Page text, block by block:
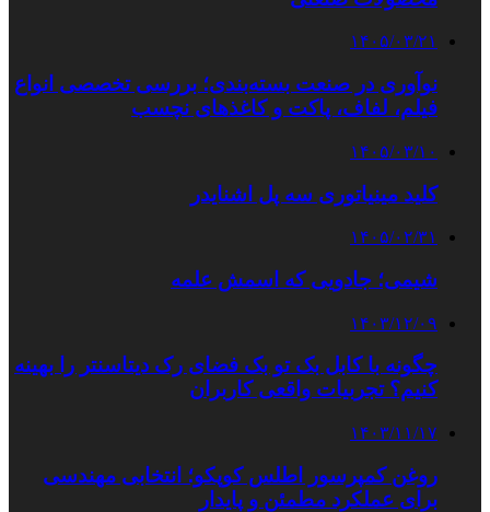
۱۴۰۵/۰۳/۲۱
نوآوری در صنعت بسته‌بندی؛ بررسی تخصصی انواع
فیلم، لفاف، پاکت و کاغذهای نچسب
۱۴۰۵/۰۳/۱۰
کلید مینیاتوری سه پل اشنایدر
۱۴۰۵/۰۲/۳۱
شیمی؛ جادویی که اسمش علمه
۱۴۰۳/۱۲/۰۹
چگونه با کابل بک تو بک فضای رک دیتاسنتر را بهینه
کنیم؟ تجربیات واقعی کاربران
۱۴۰۳/۱۱/۱۷
روغن کمپرسور اطلس کوپکو؛ انتخابی مهندسی
برای عملکرد مطمئن و پایدار